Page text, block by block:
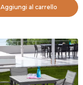
Aggiungi al carrello